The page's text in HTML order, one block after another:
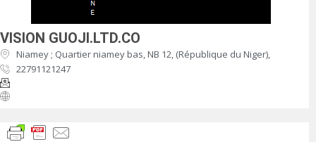
VISION GUOJI.LTD.CO
Niamey ; Quartier niamey bas, NB 12, (République du Niger),
22791121247